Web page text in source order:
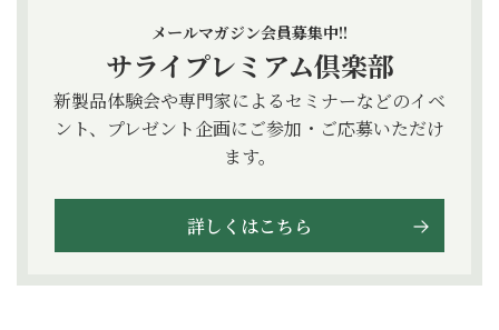
メールマガジン会員募集中!!
サライプレミアム倶楽部
新製品体験会や専門家によるセミナーなどのイベ
ント、プレゼント企画にご参加・ご応募いただけ
ます。
詳しくはこちら